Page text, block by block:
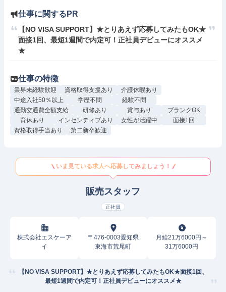
仕事に関するPR
【NO VISA SUPPORT】★とりあえず応募してみたもOK★
面接1回、最短1週間で内定可！正社員デビューにオススメ
★
仕事の特徴
業界未経験歓迎 資格取得支援あり
介護休暇あり
中途入社50％以上
学歴不問
経験不問
通勤交通費全額支給
研修あり 賞与あり
ブランクOK
育休あり
インセンティブあり 女性が活躍中
面接1回
資格取得手当あり
第二新卒歓迎
いま見ている求人へ応募してみましょう！
販売スタッフ
正社員
株式会社エスケーア
イ
〒476-0003愛知県
東海市荒尾町
月給21万6000円～
31万6000円
【NO VISA SUPPORT】★とりあえず応募してみたもOK★面接1回、
最短1週間で内定可！正社員デビューにオススメ★